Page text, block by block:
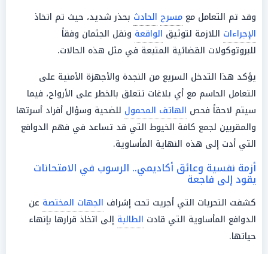
وقد تم التعامل معمسرح الحادث بحذر شديد، حيث تم اتخاذ
الإجراءات اللازمة لتوثيق الواقعة ونقل الجثمان وفقاً
للبروتوكولات القضائية المتبعة في مثل هذه الحالات.
يؤكد هذا التدخل السريع من النجدة والأجهزة الأمنية على
التعامل الحاسم مع أي بلاغات تتعلق بالخطر على الأرواح، فيما
سيتم لاحقاً فحص الهاتف المحمول للضحية وسؤال أفراد أسرتها
والمقربين لجمع كافة الخيوط التي قد تساعد في فهم الدوافع
التي أدت إلى هذه النهاية المأساوية.
أزمة نفسية وعائق أكاديمي.. الرسوب في الامتحانات
يقود إلى فاجعة
كشفت التحريات التي أجريت تحت إشراف الجهات المختصة عن
الدوافع المأساوية التي قادت الطالبة إلى اتخاذ قرارها بإنهاء
حياتها.